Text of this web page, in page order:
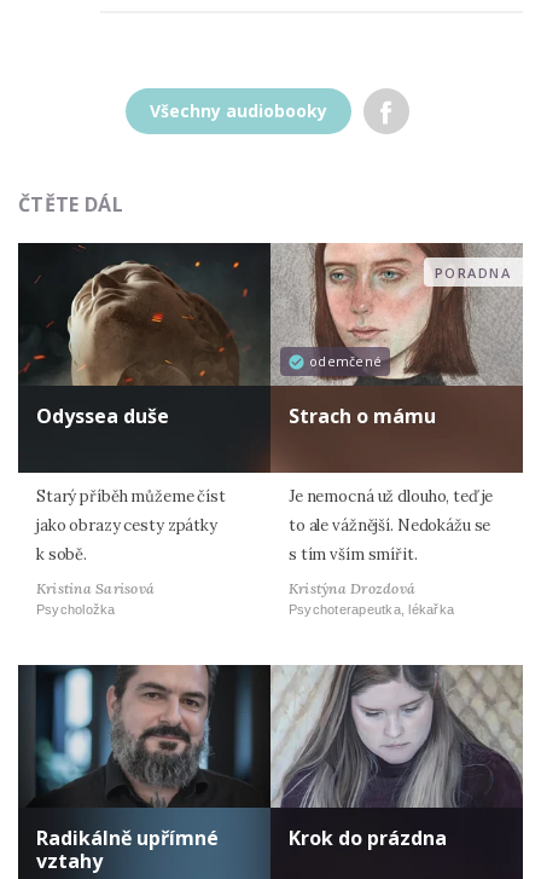
Všechny audiobooky
ČTĚTE DÁL
Odyssea duše
Starý příběh můžeme číst
jako obrazy cesty zpátky
k sobě.
Kristina Sarisová
Psycholožka
odemčené
PORADNA
Strach o mámu
Je nemocná už dlouho, teď je
to ale vážnější. Nedokážu se
s tím vším smířit.
Kristýna Drozdová
Psychoterapeutka, lékařka
Radikálně upřímné
vztahy
Krok do prázdna